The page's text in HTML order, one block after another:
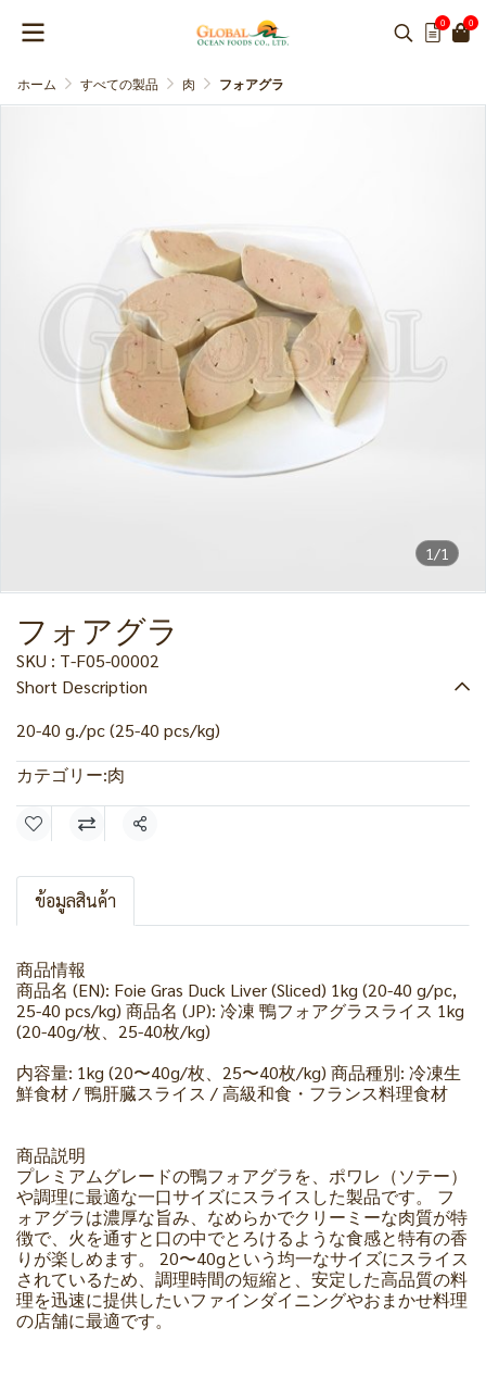
0 0
ホーム すべての製品 肉 フォアグラ
1/1
フォアグラ
SKU : T-F05-00002
Short Description
20-40 g./pc (25-40 pcs/kg)
カテゴリー:肉
共有
ข้อมูลสินค้า
商品情報
商品名 (EN): Foie Gras Duck Liver (Sliced) 1kg (20-40 g/pc,
25-40 pcs/kg) 商品名 (JP): 冷凍 鴨フォアグラスライス 1kg
(20-40g/枚、25-40枚/kg)
内容量: 1kg (20〜40g/枚、25〜40枚/kg) 商品種別: 冷凍生
鮮食材 / 鴨肝臓スライス / 高級和食・フランス料理食材
商品説明
プレミアムグレードの鴨フォアグラを、ポワレ（ソテー）
や調理に最適な一口サイズにスライスした製品です。 フ
ォアグラは濃厚な旨み、なめらかでクリーミーな肉質が特
徴で、火を通すと口の中でとろけるような食感と特有の香
りが楽しめます。 20〜40gという均一なサイズにスライス
されているため、調理時間の短縮と、安定した高品質の料
理を迅速に提供したいファインダイニングやおまかせ料理
の店舗に最適です。